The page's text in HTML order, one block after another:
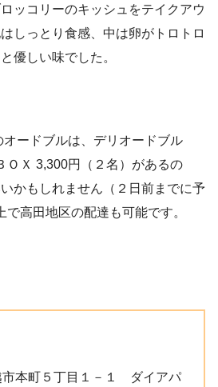
ッコリーのキッシュをテイクアウ
しっとり食感、中は卵がトロトロ
優しい味でした。
ードブルは、デリオードブル
ＯＸ 3,300円（２名）があるの
かもしれません（２日前までに予
高田地区の配達も可能です。
本町５丁目１－１ ダイアパ